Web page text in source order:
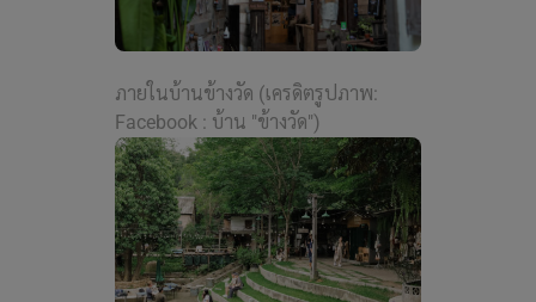
ภายในบ้านข้างวัด (เครดิตรูปภาพ:
Facebook : บ้าน "ข้างวัด")